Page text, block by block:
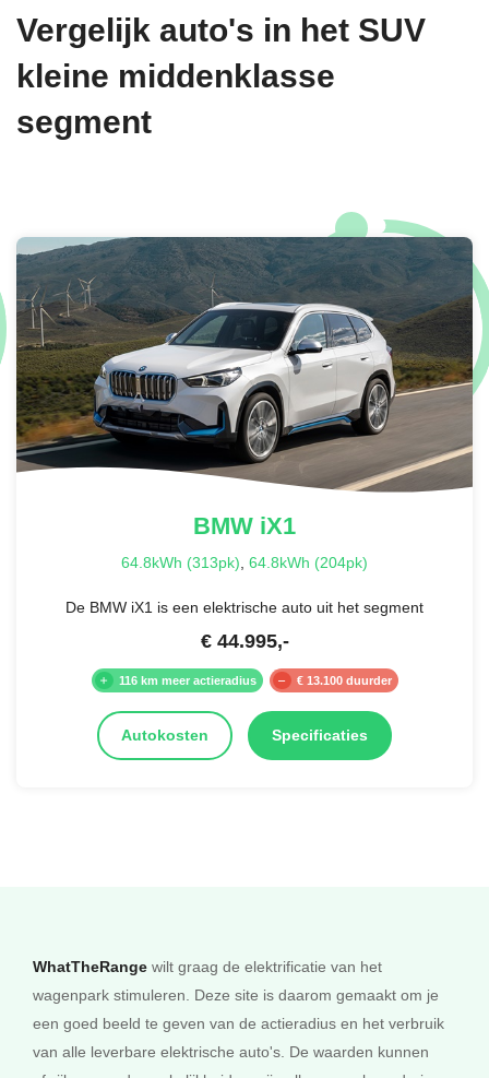
Vergelijk auto's in het SUV
kleine middenklasse
segment
BMW iX1
64.8kWh (313pk), 64.8kWh (204pk)
De BMW iX1 is een elektrische auto uit het segment
€ 44.995,-
116 km meer actieradius € 13.100 duurder
Autokosten Specificaties
WhatTheRange wilt graag de elektrificatie van het
wagenpark stimuleren. Deze site is daarom gemaakt om je
een goed beeld te geven van de actieradius en het verbruik
van alle leverbare elektrische auto's. De waarden kunnen